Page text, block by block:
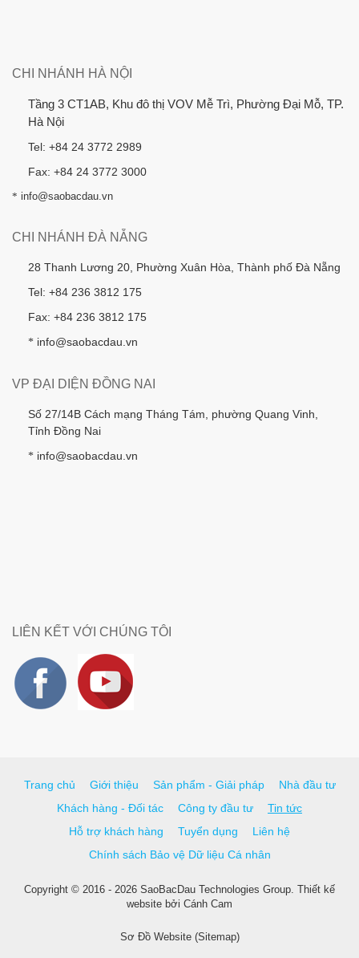
CHI NHÁNH HÀ NỘI
Tầng 3 CT1AB, Khu đô thị VOV Mễ Trì, Phường Đại Mỗ, TP.
Hà Nội
Tel: +84 24 3772 2989
Fax: +84 24 3772 3000
* info@saobacdau.vn
CHI NHÁNH ĐÀ NẴNG
28 Thanh Lương 20, Phường Xuân Hòa, Thành phố Đà Nẵng
Tel: +84 236 3812 175
Fax: +84 236 3812 175
* info@saobacdau.vn
VP ĐẠI DIỆN ĐỒNG NAI
Số 27/14B Cách mạng Tháng Tám, phường Quang Vinh,
Tỉnh Đồng Nai
* info@saobacdau.vn
LIÊN KẾT VỚI CHÚNG TÔI
Trang chủ Giới thiệu Sản phẩm - Giải pháp
Nhà đầu tư
Khách hàng - Đối tác
Công ty đầu tư
Tin tức
Hỗ trợ khách hàng
Tuyển dụng
Liên hệ
Chính sách Bảo vệ Dữ liệu Cá nhân
Copyright © 2016 - 2026 SaoBacDau Technologies Group. Thiết kế
website bởi Cánh Cam
Sơ Đồ Website (Sitemap)